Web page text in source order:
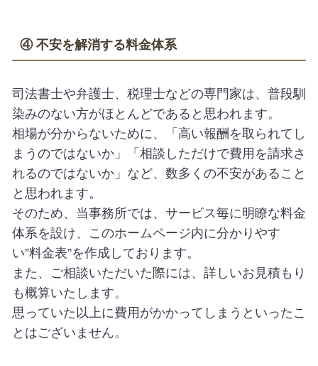
④ 不安を解消する料金体系
司法書士や弁護士、税理士などの専門家は、普段馴
染みのない方がほとんどであると思われます。
相場が分からないために、「高い報酬を取られてし
まうのではないか」「相談しただけで費用を請求さ
れるのではないか」など、数多くの不安があること
と思われます。
そのため、当事務所では、サービス毎に明瞭な料金
体系を設け、このホームページ内に分かりやす
い”料金表”を作成しております。
また、ご相談いただいた際には、詳しいお見積もり
も概算いたします。
思っていた以上に費用がかかってしまうといったこ
とはございません。